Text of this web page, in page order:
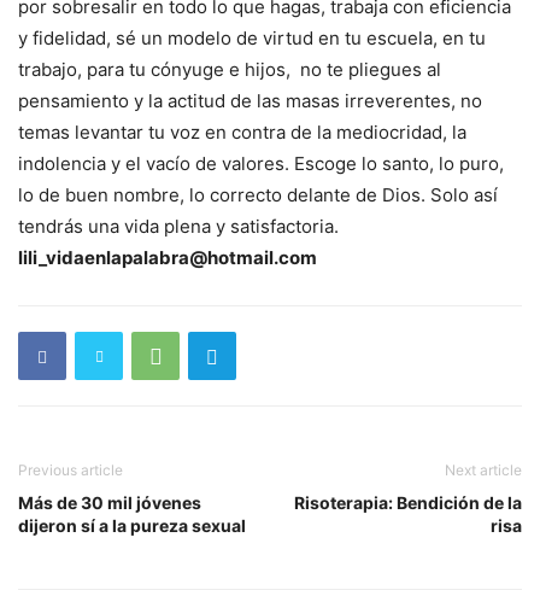
por sobresalir en todo lo que hagas, trabaja con eficiencia
y fidelidad, sé un modelo de virtud en tu escuela, en tu
trabajo, para tu cónyuge e hijos, no te pliegues al
pensamiento y la actitud de las masas irreverentes, no
temas levantar tu voz en contra de la mediocridad, la
indolencia y el vacío de valores. Escoge lo santo, lo puro,
lo de buen nombre, lo correcto delante de Dios. Solo así
tendrás una vida plena y satisfactoria.
lili_vidaenlapalabra@hotmail.com
Previous article
Más de 30 mil jóvenes
dijeron sí a la pureza sexual
Next article
Risoterapia: Bendición de la
risa